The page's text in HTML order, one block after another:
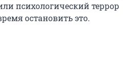
психологический террор
остановить это.